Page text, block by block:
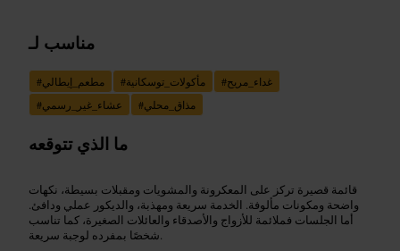
مناسب لـ
#مطعم_إيطالي #مأكولات_توسكانية #غداء_مريح
#عشاء_غير_رسمي #مذاق_محلي
ما الذي تتوقعه
قائمة قصيرة تركز على المعكرونة والمشويات ومقبلات بسيطة، نكهات
واضحة ومكونات مألوفة. الخدمة سريعة ومهذبة، والديكور عملي ودافئ.
أما الجلسات فملائمة للأزواج والأصدقاء والعائلات الصغيرة، كما تناسب
شخصًا بمفرده لوجبة سريعة.